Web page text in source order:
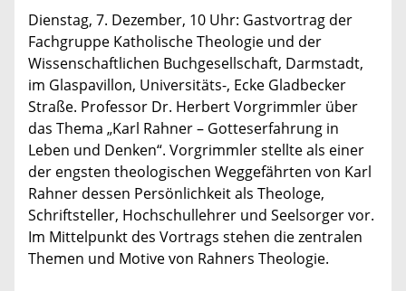
Dienstag, 7. Dezember, 10 Uhr: Gastvortrag der
Fachgruppe Katholische Theologie und der
Wissenschaftlichen Buchgesellschaft, Darmstadt,
im Glaspavillon, Universitäts-, Ecke Gladbecker
Straße. Professor Dr. Herbert Vorgrimmler über
das Thema „Karl Rahner – Gotteserfahrung in
Leben und Denken“. Vorgrimmler stellte als einer
der engsten theologischen Weggefährten von Karl
Rahner dessen Persönlichkeit als Theologe,
Schriftsteller, Hochschullehrer und Seelsorger vor.
Im Mittelpunkt des Vortrags stehen die zentralen
Themen und Motive von Rahners Theologie.